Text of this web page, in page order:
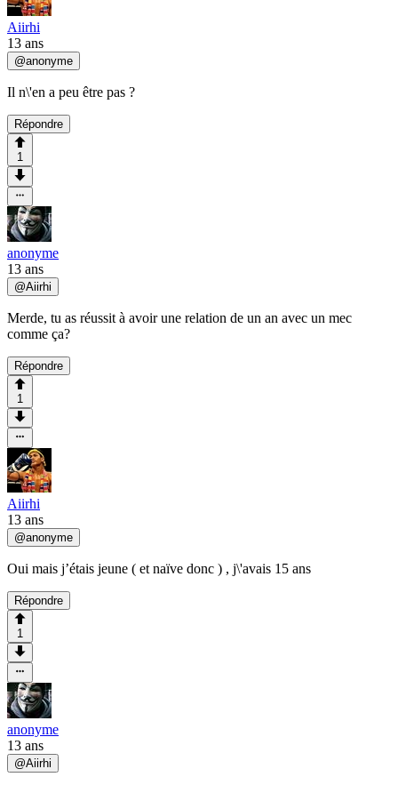
Aiirhi
13 ans
@anonyme
Il n\'en a peu être pas ?
Répondre
1
anonyme
13 ans
@Aiirhi
Merde, tu as réussit à avoir une relation de un an avec un mec
comme ça?
Répondre
1
Aiirhi
13 ans
@anonyme
Oui mais j’étais jeune ( et naïve donc ) , j\'avais 15 ans
Répondre
1
anonyme
13 ans
@Aiirhi